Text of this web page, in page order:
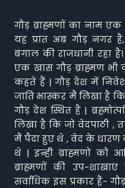
गौड़ ब्राह्मणों का नाम एक
यह प्रांत अब गौड़ नगर
बंगाल की राजधानी रहा
एक खास गौड़ ब्राह्मण भी
कहते हैं | गौड़ देश में
जाति भास्कर मैं लिखा है
गौड़ देश स्थित है |
लिखा है कि जो वेदपाठी ,
मैं पैदा हुए थे , वेद के धारण
थे | इन्ही ब्राह्मणो को
ब्राह्मणों की उप-
सर्वाधिक इस प्रकार हैं-